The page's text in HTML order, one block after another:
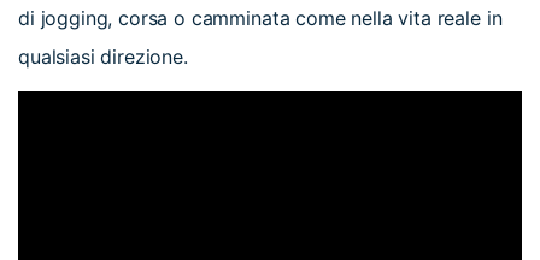
di jogging, corsa o camminata come nella vita reale in
qualsiasi direzione.